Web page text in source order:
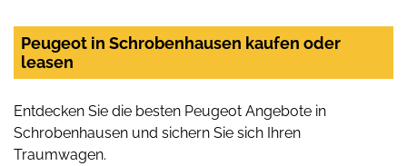
Peugeot in Schrobenhausen kaufen oder
leasen
Entdecken Sie die besten Peugeot Angebote in
Schrobenhausen und sichern Sie sich Ihren
Traumwagen.